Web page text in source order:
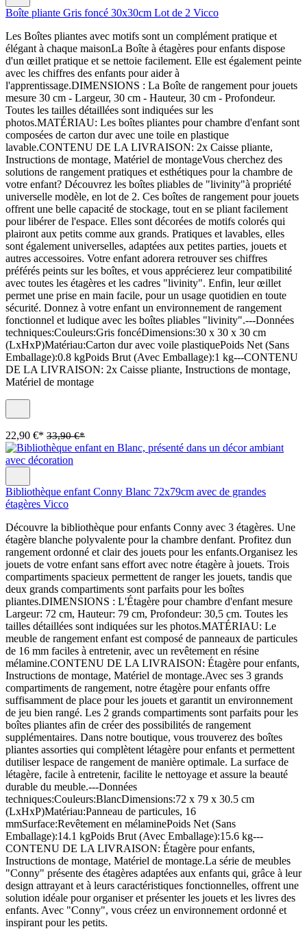
Boîte pliante Gris foncé 30x30cm Lot de 2 Vicco
Les Boîtes pliantes avec motifs sont un complément pratique et
élégant à chaque maisonLa Boîte à étagères pour enfants dispose
d'un œillet pratique et se nettoie facilement. Elle est également peinte
avec les chiffres des enfants pour aider à
l'apprentissage.DIMENSIONS : La Boîte de rangement pour jouets
mesure 30 cm - Largeur, 30 cm - Hauteur, 30 cm - Profondeur.
Toutes les tailles détaillées sont indiquées sur les
photos.MATÉRIAU: Les boîtes pliantes pour chambre d'enfant sont
composées de carton dur avec une toile en plastique
lavable.CONTENU DE LA LIVRAISON: 2x Caisse pliante,
Instructions de montage, Matériel de montageVous cherchez des
solutions de rangement pratiques et esthétiques pour la chambre de
votre enfant? Découvrez les boîtes pliables de "livinity"à propriété
universelle modèle, en lot de 2. Ces boîtes de rangement pour jouets
offrent une belle capacité de stockage, tout en se pliant facilement
pour libérer de l'espace. Elles sont décorées de motifs colorés qui
plairont aux petits comme aux grands. Pratiques et lavables, elles
sont également universelles, adaptées aux petites parties, jouets et
autres accessoires. Votre enfant adorera retrouver ses chiffres
préférés peints sur les boîtes, et vous apprécierez leur compatibilité
avec toutes les étagères et les cadres "livinity". Enfin, leur œillet
permet une prise en main facile, pour un usage quotidien en toute
sécurité. Donnez à votre enfant un environnement de rangement
fonctionnel et ludique avec les boîtes pliables "livinity".---Données
techniques:Couleurs:Gris foncéDimensions:30 x 30 x 30 cm
(LxHxP)Matériau:Carton dur avec voile plastiquePoids Net (Sans
Emballage):0.8 kgPoids Brut (Avec Emballage):1 kg---CONTENU
DE LA LIVRAISON: 2x Caisse pliante, Instructions de montage,
Matériel de montage
22,90 €* 33,90 €*
Bibliothèque enfant Conny Blanc 72x79cm avec de grandes
étagères Vicco
Découvre la bibliothèque pour enfants Conny avec 3 étagères. Une
étagère blanche polyvalente pour la chambre denfant. Profitez dun
rangement ordonné et clair des jouets pour les enfants.Organisez les
jouets de votre enfant sans effort avec notre étagère à jouets. Trois
compartiments spacieux permettent de ranger les jouets, tandis que
deux grands compartiments sont parfaits pour les boîtes
pliantes.DIMENSIONS : L'Étagère pour chambre d'enfant mesure
Largeur: 72 cm, Hauteur: 79 cm, Profondeur: 30,5 cm. Toutes les
tailles détaillées sont indiquées sur les photos.MATÉRIAU: Le
meuble de rangement enfant est composé de panneaux de particules
de 16 mm faciles à entretenir, avec un revêtement en résine
mélamine.CONTENU DE LA LIVRAISON: Étagère pour enfants,
Instructions de montage, Matériel de montage.Avec ses 3 grands
compartiments de rangement, notre étagère pour enfants offre
suffisamment de place pour les jouets et garantit un environnement
de jeu bien rangé. Les 2 grands compartiments sont parfaits pour les
boîtes pliantes afin de créer des possibilités de rangement
supplémentaires. Dans notre boutique, vous trouverez des boîtes
pliantes assorties qui complètent létagère pour enfants et permettent
dutiliser lespace de rangement de manière optimale. La surface de
létagère, facile à entretenir, facilite le nettoyage et assure la beauté
durable du meuble.---Données
techniques:Couleurs:BlancDimensions:72 x 79 x 30.5 cm
(LxHxP)Matériau:Panneau de particules, 16
mmSurface:Revêtement en mélaminePoids Net (Sans
Emballage):14.1 kgPoids Brut (Avec Emballage):15.6 kg---
CONTENU DE LA LIVRAISON: Étagère pour enfants,
Instructions de montage, Matériel de montage.La série de meubles
"Conny" présente des étagères adaptées aux enfants qui, grâce à leur
design attrayant et à leurs caractéristiques fonctionnelles, offrent une
solution idéale pour organiser et présenter les jouets et les livres des
enfants. Avec "Conny", vous créez un environnement ordonné et
inspirant pour les petits.